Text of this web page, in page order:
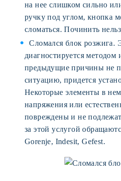
на нее слишком сильно
ручку под углом, кнопка
сломаться. Починить
Сломался блок розжига.
диагностируется
предыдущие причины не
ситуацию, придется
Некоторые элементы в нем
напряжения или
повреждены и не
за этой услугой
Gorenje, Indesit, Gefest.